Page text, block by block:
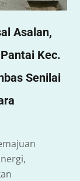
Asalan,
Kec.
Senilai